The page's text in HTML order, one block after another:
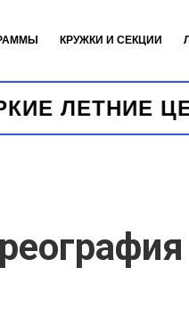
КРУЖКИ И СЕКЦИИ
ЦЕНЫ —